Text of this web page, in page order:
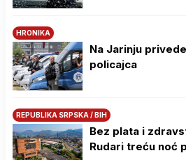
HRONIKA
Na Јarinju
policajca
REPUBLIKA SRPSKA / BIH
Bez plata i
Rudari treću noć